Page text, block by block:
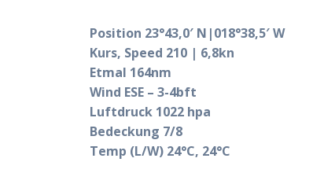
Position 23°43,0′ N|018°38,5′ W
Kurs, Speed 210 | 6,8kn
Etmal 164nm
Wind ESE – 3-4bft
Luftdruck 1022 hpa
Bedeckung 7/8
Temp (L/W) 24°C, 24°C